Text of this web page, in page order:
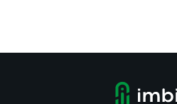
качественного
сыворотки, плазмы (с